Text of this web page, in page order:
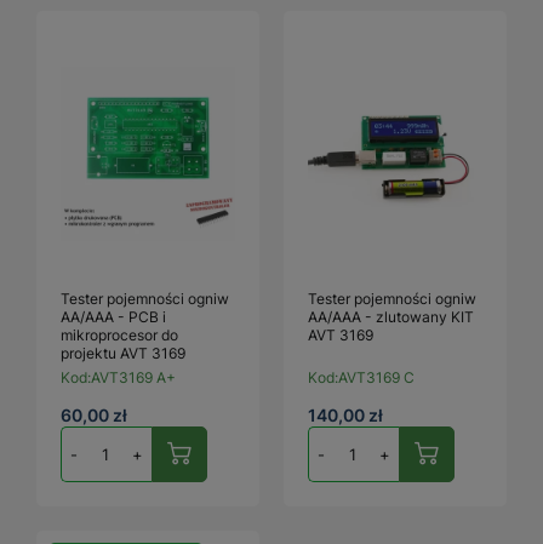
Tester pojemności ogniw
AA/AAA - PCB i
mikroprocesor do
projektu AVT 3169
Kod:AVT3169 A+
60,00 zł
- +
Tester pojemności ogniw
AA/AAA - zlutowany KIT
AVT 3169
Kod:AVT3169 C
140,00 zł
- +